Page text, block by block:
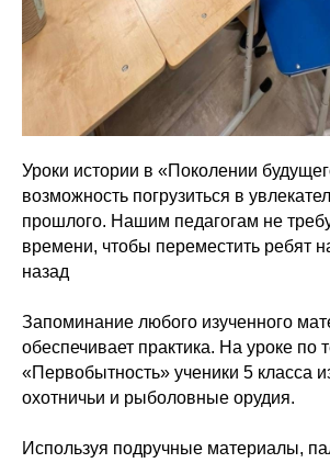
Уроки истории в «Поколении
возможность погрузиться в
прошлого. Нашим педагогам не
времени, чтобы переместить ребят
назад
Запоминание любого изученного
обеспечивает практика. На уроке по
«Первобытность» ученики 5 класса
охотничьи и рыболовные орудия.
Используя подручные материалы,